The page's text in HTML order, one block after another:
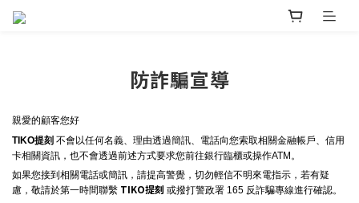
防詐騙宣導
親愛的顧客您好
TIKO提刻 不會以任何名義、理由透過簡訊、電話向您索取相關金融帳戶、信用
卡相關資訊，也不會透過前述方式要求您前往銀行臨櫃或操作ATM。
如果您接到相關電話或簡訊，請提高警覺，切勿輕信不明來電指示，若有疑
慮，敬請於第一時間聯繫 TIKO提刻 或撥打警政署 165 反詐騙專線進行確認。